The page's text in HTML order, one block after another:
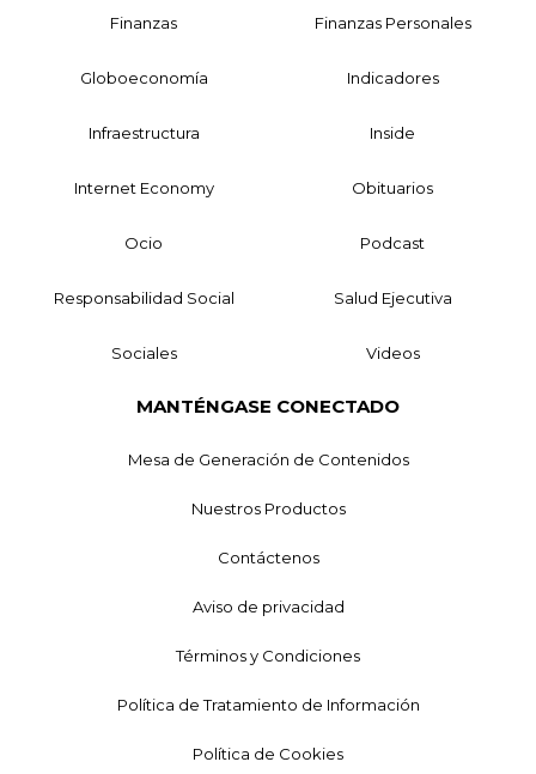
Finanzas Finanzas Personales
Globoeconomía Indicadores
Infraestructura Inside
Internet Economy Obituarios
Ocio Podcast
Responsabilidad Social Salud Ejecutiva
Sociales Videos
MANTÉNGASE CONECTADO
Mesa de Generación de Contenidos
Nuestros Productos
Contáctenos
Aviso de privacidad
Términos y Condiciones
Política de Tratamiento de Información
Política de Cookies